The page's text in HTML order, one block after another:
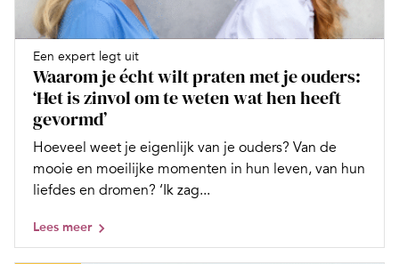
Een expert legt uit
Waarom je écht wilt praten met je ouders:
‘Het is zinvol om te weten wat hen heeft
gevormd’
Hoeveel weet je eigenlijk van je ouders? Van de
mooie en moeilijke momenten in hun leven, van hun
liefdes en dromen? ‘Ik zag...
Lees meer